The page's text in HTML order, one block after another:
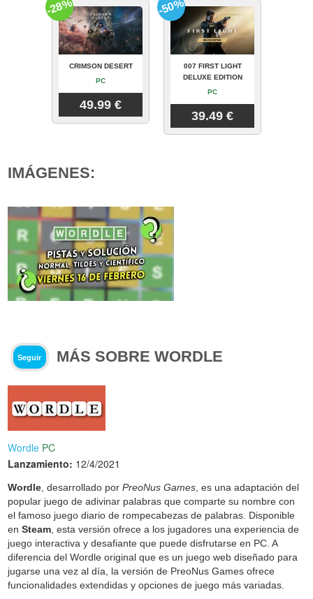
CRIMSON DESERT
PC
49.99 €
-28%
007 FIRST LIGHT
DELUXE EDITION
PC
39.49 €
-50%
IMÁGENES:
Seguir MÁS SOBRE WORDLE
Wordle PC
Lanzamiento: 12/4/2021
Wordle , desarrollado porPreoNus Games , es una adaptación del
popular juego de adivinar palabras que comparte su nombre con
el famoso juego diario de rompecabezas de palabras. Disponible
enSteam , esta versión ofrece a los jugadores una experiencia de
juego interactiva y desafiante que puede disfrutarse en PC. A
diferencia del Wordle original que es un juego web diseñado para
jugarse una vez al día, la versión de PreoNus Games ofrece
funcionalidades extendidas y opciones de juego más variadas.